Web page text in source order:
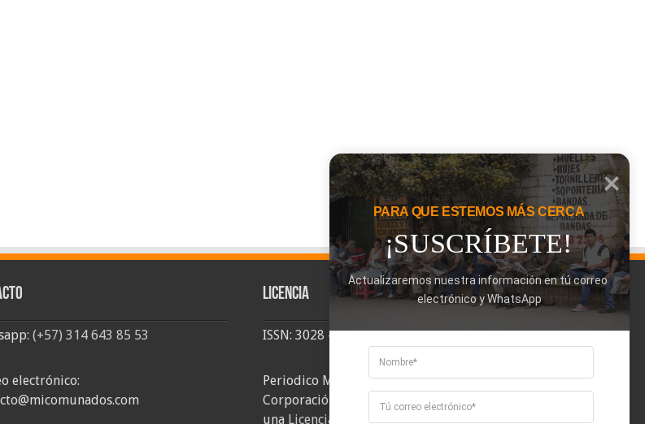
(+57) 314 643 85 53
electrónico:
Licencia
ISSN: 3028 - 6026
Periodico Mi Comuna 2, elaborado por
Corporación Mi Comuna se distribuye bajo
una Licencia Creative Commons Atribución-
PARA QUE ESTEMOS MÁS CERCA
¡SUSCRÍBETE!
Actualizaremos nuestra información en tú correo
electrónico y WhatsApp